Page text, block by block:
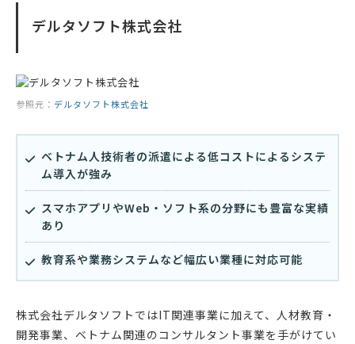
デルタソフト株式会社
参照元： デルタソフト株式会社
ベトナム人技術者の派遣による低コストによるシステ
ム導入が強み
スマホアプリやWeb・ソフト系の分野にも豊富な実績
あり
教育系や業務システムなど幅広い業種に対応可能
株式会社デルタソフトではIT関連事業に加えて、人材教育・
開発事業、ベトナム関連のコンサルタント事業を手がけてい